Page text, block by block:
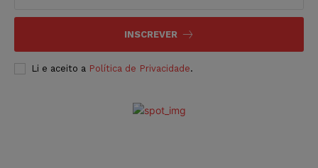
INSCREVER
Li e aceito a Política de Privacidade.